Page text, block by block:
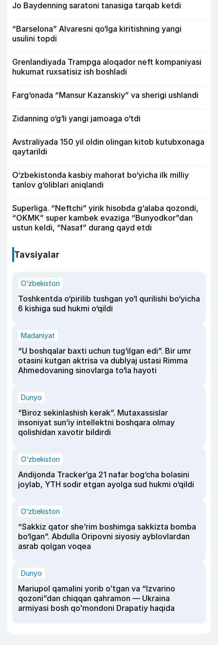
Jo Baydenning saratoni tanasiga tarqab ketdi
“Barselona” Alvaresni qo‘lga kiritishning yangi
usulini topdi
Grenlandiyada Trampga aloqador neft kompaniyasi
hukumat ruxsatisiz ish boshladi
Farg‘onada “Mansur Kazanskiy” va sherigi ushlandi
Zidanning o‘g‘li yangi jamoaga o‘tdi
Avstraliyada 150 yil oldin olingan kitob kutubxonaga
qaytarildi
O‘zbekistonda kasbiy mahorat bo‘yicha ilk milliy
tanlov g‘oliblari aniqlandi
Superliga. “Neftchi” yirik hisobda g‘alaba qozondi,
“OKMK” super kambek evaziga “Bunyodkor”dan
ustun keldi, “Nasaf” durang qayd etdi
Tavsiyalar
O‘zbekiston
Toshkentda o‘pirilib tushgan yo‘l qurilishi bo‘yicha
6 kishiga sud hukmi o‘qildi
Madaniyat
“U boshqalar baxti uchun tug‘ilgan edi”. Bir umr
otasini kutgan aktrisa va dublyaj ustasi Rimma
Ahmedovaning sinovlarga to‘la hayoti
Dunyo
“Biroz sekinlashish kerak”. Mutaxassislar
insoniyat sun’iy intellektni boshqara olmay
qolishidan xavotir bildirdi
O‘zbekiston
Andijonda Tracker’ga 21 nafar bog‘cha bolasini
joylab, YTH sodir etgan ayolga sud hukmi o‘qildi
O‘zbekiston
“Sakkiz qator she’rim boshimga sakkizta bomba
bo‘lgan”. Abdulla Oripovni siyosiy ayblovlardan
asrab qolgan voqea
Dunyo
Mariupol qamalini yorib oʻtgan va “Izvarino
qozoni”dan chiqqan qahramon — Ukraina
armiyasi bosh qoʻmondoni Drapatiy haqida